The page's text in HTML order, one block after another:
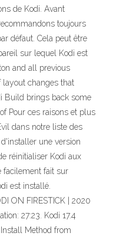
de Kodi. Avant
toujours
défaut. Cela peut être
sur lequel Kodi est
and all previous
layout changes that
Build brings back some
Pour ces raisons et plus
dans notre liste des
une version
réinitialiser Kodi aux
facilement fait sur
est installé.
ON FIRESTICK | 2020
27:23. Kodi 17.4
Method from